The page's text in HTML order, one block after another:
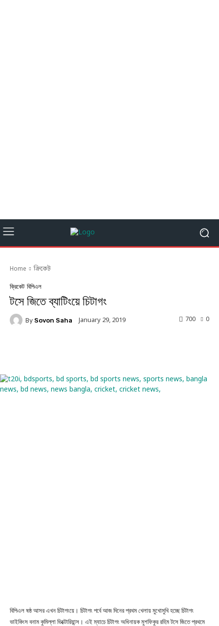
Home ক্রিকেট
ক্রিকেট বিপিএল
টসে জিতে ব্যাটিংয়ে চিটাগং
By Sovon Saha January 29, 2019 0
700
বিপিএল ষষ্ঠ আসর এখন চিটাগংয়ে। চিটাগং পর্বে আজ দিনের প্রথম খেলায় মুখোমুখি হচ্ছে চিটাগং
ভাইকিংস বনাম কুমিল্লা ভিক্টোরিয়ান্স। এই ম্যাচে চিটাগং অধিনায়ক মুশফিকুর রহিম টসে জিতে প্রথমে